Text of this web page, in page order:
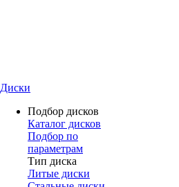
Диски
Подбор дисков
Каталог дисков
Подбор по
параметрам
Тип диска
Литые диски